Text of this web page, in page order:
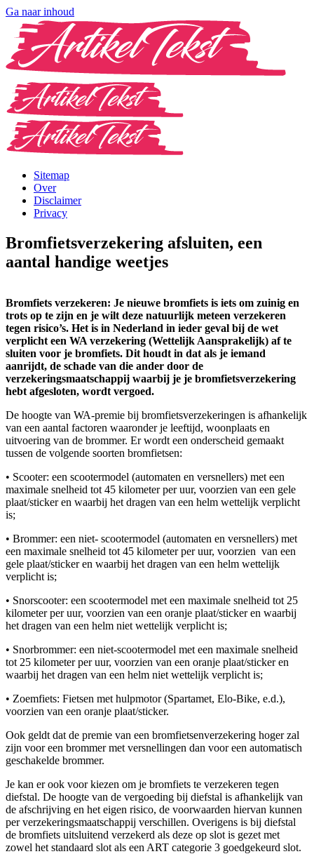
Ga naar inhoud
Sitemap
Over
Disclaimer
Privacy
Bromfietsverzekering afsluiten, een
aantal handige weetjes
Bromfiets verzekeren: Je nieuwe bromfiets is iets om zuinig en
trots op te zijn en je wilt deze natuurlijk meteen verzekeren
tegen risico’s. Het is in Nederland in ieder geval bij de wet
verplicht een WA verzekering (Wettelijk Aansprakelijk) af te
sluiten voor je bromfiets. Dit houdt in dat als je iemand
aanrijdt, de schade van die ander door de
verzekeringsmaatschappij waarbij je je bromfietsverzekering
hebt afgesloten, wordt vergoed.
De hoogte van WA-premie bij bromfietsverzekeringen is afhankelijk
van een aantal factoren waaronder je leeftijd, woonplaats en
uitvoering van de brommer. Er wordt een onderscheid gemaakt
tussen de volgende soorten bromfietsen:
• Scooter: een scootermodel (automaten en versnellers) met een
maximale snelheid tot 45 kilometer per uur, voorzien van een gele
plaat/sticker en waarbij het dragen van een helm wettelijk verplicht
is;
• Brommer: een niet- scootermodel (automaten en versnellers) met
een maximale snelheid tot 45 kilometer per uur, voorzien van een
gele plaat/sticker en waarbij het dragen van een helm wettelijk
verplicht is;
• Snorscooter: een scootermodel met een maximale snelheid tot 25
kilometer per uur, voorzien van een oranje plaat/sticker en waarbij
het dragen van een helm niet wettelijk verplicht is;
• Snorbrommer: een niet-scootermodel met een maximale snelheid
tot 25 kilometer per uur, voorzien van een oranje plaat/sticker en
waarbij het dragen van een helm niet wettelijk verplicht is;
• Zoemfiets: Fietsen met hulpmotor (Spartamet, Elo-Bike, e.d.),
voorzien van een oranje plaat/sticker.
Ook geldt dat de premie van een bromfietsenverzekering hoger zal
zijn voor een brommer met versnellingen dan voor een automatisch
geschakelde brommer.
Je kan er ook voor kiezen om je bromfiets te verzekeren tegen
diefstal. De hoogte van de vergoeding bij diefstal is afhankelijk van
de afschrijving en het eigen risico, de voorwaarden hiervan kunnen
per verzekeringsmaatschappij verschillen. Overigens is bij diefstal
de bromfiets uitsluitend verzekerd als deze op slot is gezet met
zowel het standaard slot als een ART categorie 3 goedgekeurd slot.